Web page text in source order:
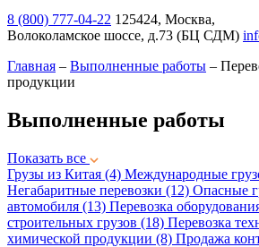
8 (800) 777-04-22 125424, Москва,
Волоколамское шоссе, д.73 (БЦ СДМ)
Главная – Выполненные работы –
продукции
Выполненные работы
Показать все
Грузы из Китая (4) Международные
Негабаритные перевозки (12) Опасные
автомобиля (13) Перевозка
строительных грузов (18) Перевозка
химической продукции (8) Продажа